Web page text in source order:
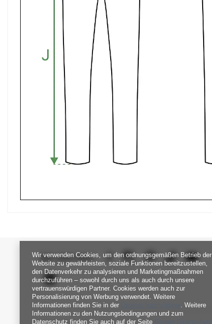
SEI UNS NAH
Wir verwenden Cookies, um den ordnungsgemäßen Betrieb der
Website zu gewährleisten, soziale Funktionen bereitzustellen,
den Datenverkehr zu analysieren und Marketingmaßnahmen
durchzuführen – sowohl durch uns als auch durch unsere
vertrauenswürdigen Partner. Cookies werden auch zur
Personalisierung von Werbung verwendet. Weitere
Informationen finden Sie in der
. Weitere
Informationen zu den Nutzungsbedingungen und zum
Datenschutz finden Sie auch auf der Seite